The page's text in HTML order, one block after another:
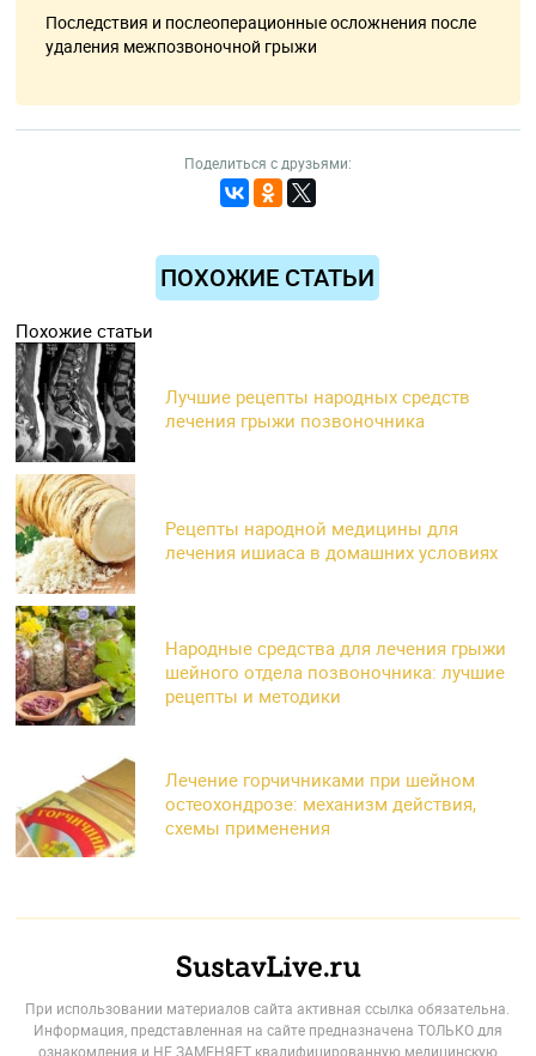
Последствия и послеоперационные осложнения после
удаления межпозвоночной грыжи
Поделиться с друзьями:
ПОХОЖИЕ СТАТЬИ
Похожие статьи
Лучшие рецепты народных средств
лечения грыжи позвоночника
Рецепты народной медицины для
лечения ишиаса в домашних условиях
Народные средства для лечения грыжи
шейного отдела позвоночника: лучшие
рецепты и методики
Лечение горчичниками при шейном
остеохондрозе: механизм действия,
схемы применения
При использовании материалов сайта активная ссылка обязательна.
Информация, представленная на сайте предназначена ТОЛЬКО для
ознакомления и НЕ ЗАМЕНЯЕТ квалифицированную медицинскую